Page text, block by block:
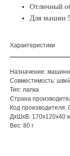
Отличный
Для машин
Характеристики
Назначение:
Совместимость:
Тип: лапка
Страна
Код производителя:
ДxШxВ: 170x120x40
Вес: 80 г